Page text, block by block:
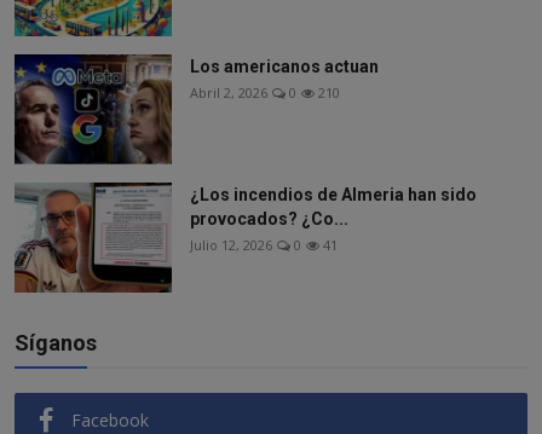
Los americanos actuan
Abril 2, 2026 0 210
¿Los incendios de Almeria han sido
provocados? ¿Co...
Julio 12, 2026 0 41
Síganos
Facebook